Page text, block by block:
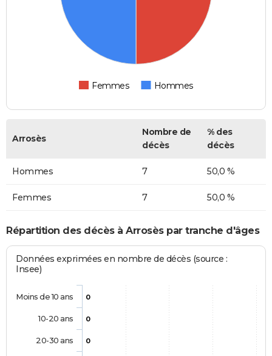
Femmes Hommes
Arrosès
Nombre de
décès
% des
décès
Hommes 7 50,0 %
Femmes 7 50,0 %
Répartition des décès à Arrosès par tranche d'âges
Données exprimées en nombre de décès (source :
Insee)
0
0
0
Moins de 10 ans
10-20 ans
20-30 ans